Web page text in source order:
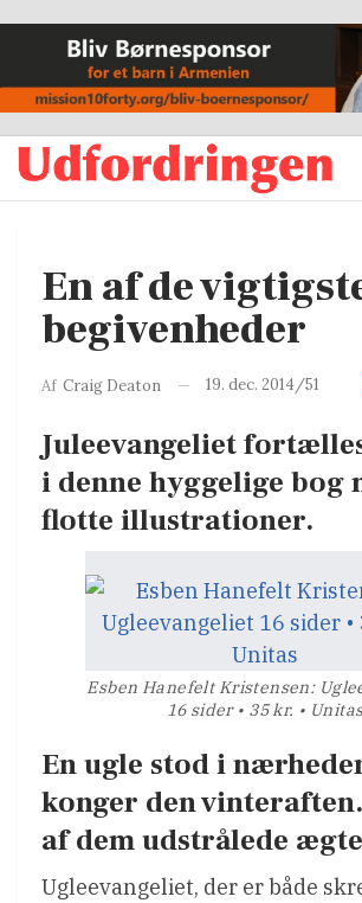
En af de
begivenheder
Af Craig Deaton 19. dec. 2014/51
Juleevangeliet
i denne hyggelige bog
flotte illustrationer.
Esben Hanefelt Kristensen:
16 sider • 35 kr. •
En ugle stod i
konger den
af dem udstrålede
Ugleevangeliet, der er både